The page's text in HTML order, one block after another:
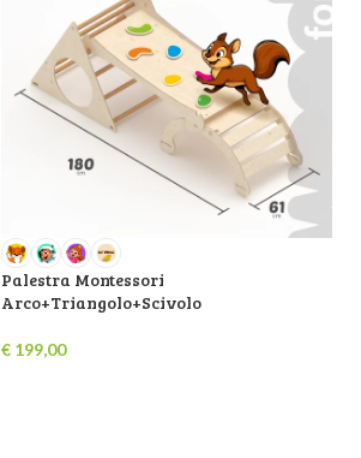
Palestra Montessori
Arco+Triangolo+Scivolo
€ 199,00